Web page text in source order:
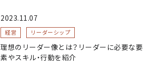
2023.11.07
経営 リーダーシップ
理想のリーダー像とは？リーダーに必要な要
素やスキル・行動を紹介